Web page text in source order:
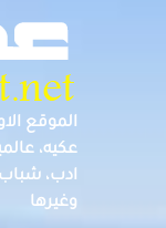
الموقع
عكيه،
ادب، شباب
وغيرها